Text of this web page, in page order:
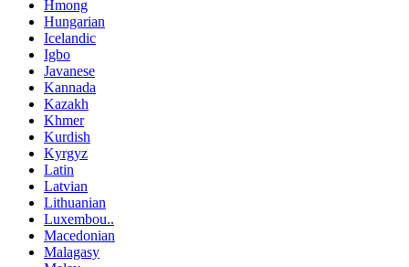
Hmong
Hungarian
Icelandic
Igbo
Javanese
Kannada
Kazakh
Khmer
Kurdish
Kyrgyz
Latin
Latvian
Lithuanian
Luxembou..
Macedonian
Malagasy